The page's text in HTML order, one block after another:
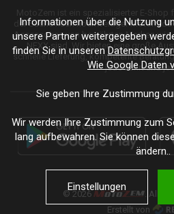
der Suche nach hochwertiger
Accessoires von bewährten Marken wie
NEXX sind. Wir bieten eine große
schnelle Lieferung, kompetente
jede Fahrt und
© 2026
. Alle
Erstellt von
Informationen über die Nutzung
unsere Partner weitergegeben
finden Sie in unseren
Wie Google Daten
Sie geben Ihre Zustimmung
Wir werden Ihre Zustimmung zum
lang aufbewahren. Sie können
ändern..
Einstellungen